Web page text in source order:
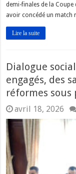
demi-finales de la
avoir concédé un match
Lire la suite
Dialogue
engagés, des
réformes sous
avril 18, 2026